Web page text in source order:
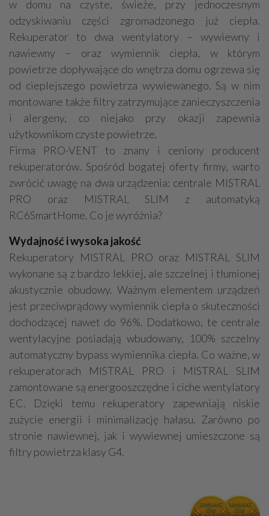
w domu na czyste, świeże, przy jednoczesnym
odzyskiwaniu części zgromadzonego już ciepła.
Rekuperator to dwa wentylatory – wywiewny i
nawiewny – oraz wymiennik ciepła, w którym
powietrze dopływające do wnętrza domu ogrzewa się
od cieplejszego powietrza wywiewanego. Są w nim
montowane także filtry zatrzymujące zanieczyszczenia
i alergeny, co niejako przy okazji zapewnia
użytkownikom czyste powietrze.
Firma PRO-VENT to znany i ceniony producent
rekuperatorów. Spośród bogatej oferty firmy, warto
zwrócić uwagę na dwa urządzenia: centrale MISTRAL
PRO oraz MISTRAL SLIM z automatyką
RC6SmartHome. Co je wyróżnia?
Wydajność i wysoka jakość
Rekuperatory MISTRAL PRO oraz MISTRAL SLIM
wykonane są z bardzo lekkiej, ale szczelnej i tłumionej
akustycznie obudowy. Ważnym elementem urządzeń
jest przeciwprądowy wymiennik ciepła o skuteczności
dochodzącej nawet do 96%. Dodatkowo, te centrale
wentylacyjne posiadają wbudowany, 100% szczelny
automatyczny bypass wymiennika ciepła. Co ważne, w
rekuperatorach MISTRAL PRO i MISTRAL SLIM
zamontowane są energooszczędne i ciche wentylatory
EC. Dzięki temu rekuperatory zapewniają niskie
zużycie energii i minimalizację hałasu. Zarówno po
stronie nawiewnej, jak i wywiewnej umieszczone są
filtry powietrza klasy G4.